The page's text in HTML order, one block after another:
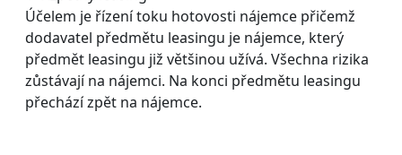
Účelem je řízení toku hotovosti nájemce přičemž
dodavatel předmětu leasingu je nájemce, který
předmět leasingu již většinou užívá. Všechna rizika
zůstávají na nájemci. Na konci předmětu leasingu
přechází zpět na nájemce.